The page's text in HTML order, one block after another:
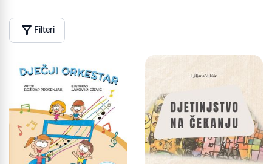
filter_alt Filteri